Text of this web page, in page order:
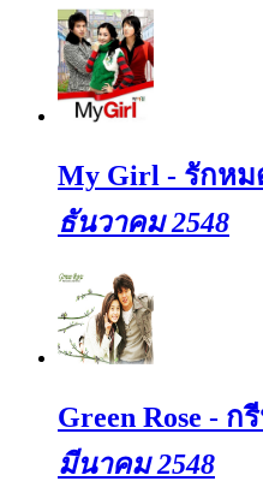
My Girl - รักห
ธันวาคม 2548
Green Rose -
มีนาคม 2548